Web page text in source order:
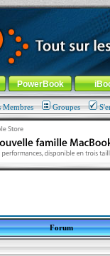
-Aller au menu de
PowerBook
Membres Groupes
Forum